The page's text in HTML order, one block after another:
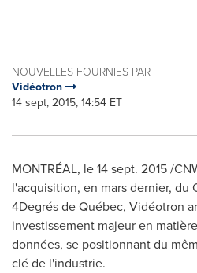
NOUVELLES FOURNIES PAR
Vidéotron
14 sept, 2015, 14:54 ET
MONTRÉAL, le14 sept. 2015/
l'acquisition, en mars dernier, du
4Degrés de Québec, Vidéotron
investissement majeur en
données, se positionnant du
clé de l'industrie.